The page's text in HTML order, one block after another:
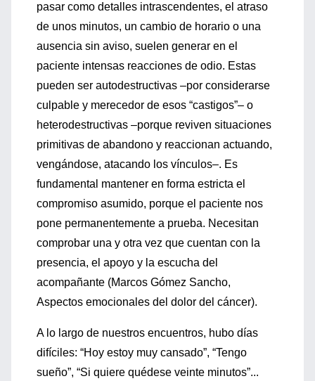
pasar como detalles intrascendentes, el atraso
de unos minutos, un cambio de horario o una
ausencia sin aviso, suelen generar en el
paciente intensas reacciones de odio. Estas
pueden ser autodestructivas –por considerarse
culpable y merecedor de esos “castigos”– o
heterodestructivas –porque reviven situaciones
primitivas de abandono y reaccionan actuando,
vengándose, atacando los vínculos–. Es
fundamental mantener en forma estricta el
compromiso asumido, porque el paciente nos
pone permanentemente a prueba. Necesitan
comprobar una y otra vez que cuentan con la
presencia, el apoyo y la escucha del
acompañante (Marcos Gómez Sancho,
Aspectos emocionales del dolor del cáncer).
A lo largo de nuestros encuentros, hubo días
difíciles: “Hoy estoy muy cansado”, “Tengo
sueño”, “Si quiere quédese veinte minutos”...